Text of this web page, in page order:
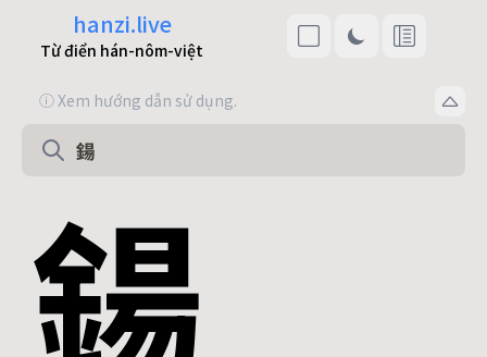
hanzi.live
Từ điển hán-nôm-việt
ⓘ Xem hướng dẫn sử dụng.
鍚